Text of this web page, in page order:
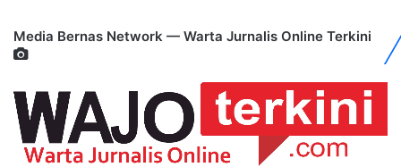
Media Bernas Network — Warta Jurnalis Online Terkini